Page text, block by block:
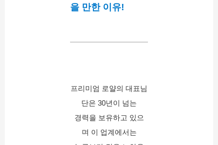
을 만한 이유!
프리미엄 로얄의 대표님
단은 30년이 넘는
경력을 보유하고 있으
며 이 업계에서는